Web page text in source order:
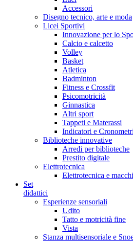
Accessori
Disegno tecnico, arte e moda
Licei Sportivi
Innovazione per lo
Calcio e calcetto
Volley
Basket
Atletica
Badminton
Fitness e Crossfit
Psicomotricità
Ginnastica
Altri sport
Tappeti e Materassi
Indicatori e Cronometri
Biblioteche innovative
Arredi per biblioteche
Prestito digitale
Elettrotecnica
Elettrotecnica e
Set
didattici
Esperienze sensoriali
Udito
Tatto e motricità fine
Vista
Stanza multisensoriale e